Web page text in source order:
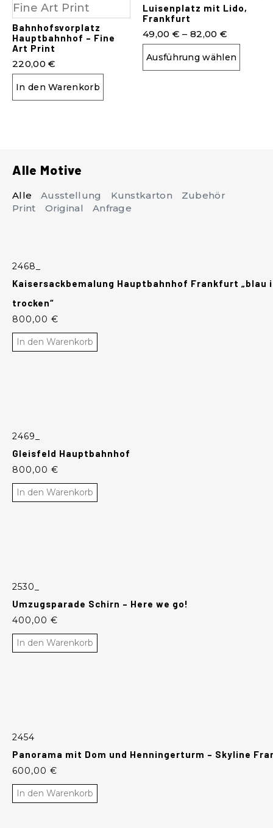
Bahnhofsvorplatz
Hauptbahnhof – Fine
Art Print
220,00€
In den Warenkorb
Luisenplatz mit Lido,
Frankfurt
49,00 € –82,00 €
Ausführung wählen
Alle Motive
Ausstellung Kunstkarton
Zubehör
Print
Original Anfrage
Alle
2468_
Kaisersackbemalung Hauptbahnhof Frankfurt „blau
trocken“
800,00 €
In den Warenkorb
2469_
Gleisfeld Hauptbahnhof
800,00 €
In den Warenkorb
2530_
Umzugsparade Schirn – Here we go!
400,00 €
In den Warenkorb
2454
Panorama mit Dom und Henningerturm – Skyline
600,00 €
In den Warenkorb